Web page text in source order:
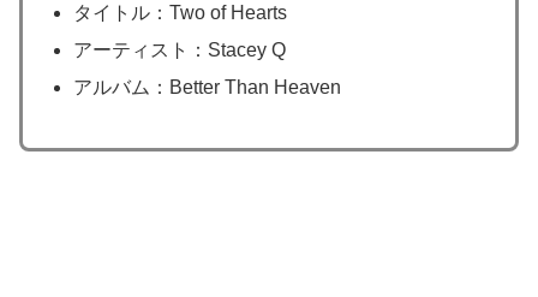
タイトル：Two of Hearts
アーティスト：Stacey Q
アルバム：Better Than Heaven